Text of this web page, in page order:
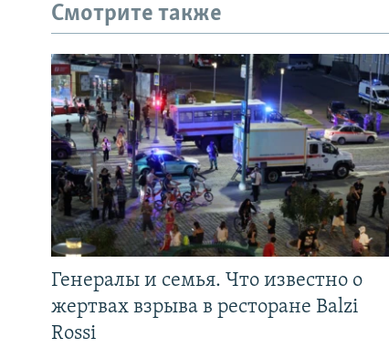
Смотрите также
Генералы и семья. Что известно о
жертвах взрыва в ресторане Balzi
Rossi